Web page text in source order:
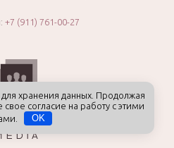
+7 (911) 761-00-27
для хранения данных. Продолжая
свое согласие на работу с этими
OK